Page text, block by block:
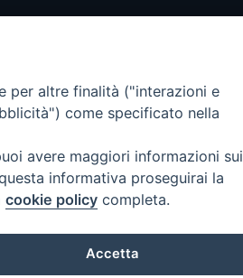
per altre finalità ("interazioni e
come specificato nella
avere maggiori informazioni sui
informativa proseguirai la
cookie policy completa.
Accetta